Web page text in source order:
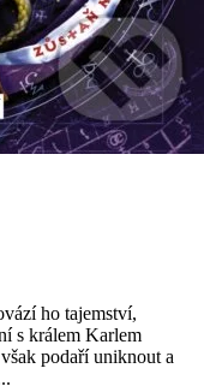
ho tajemství,
s králem Karlem
podaří uniknout a